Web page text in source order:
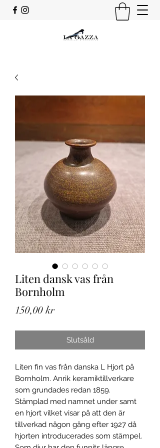
Liten dansk vas från
Bornholm
150,00 krPris
Slutsåld
Liten fin vas från danska L Hjort på
Bornholm. Anrik keramiktillverkare
som grundades redan 1859.
Stämplad med namnet under samt
en hjort vilket visar på att den är
tillverkad någon gång efter 1927 då
hjorten introducerades som stämpel.